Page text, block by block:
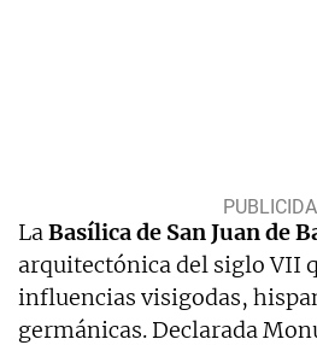
LaBasílica de San Juan de
arquitectónica del siglo VII
influencias visigodas,
germánicas. Declarada